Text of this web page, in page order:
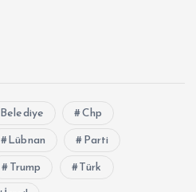
Belediye Chp
Lübnan Parti
Trump Türk